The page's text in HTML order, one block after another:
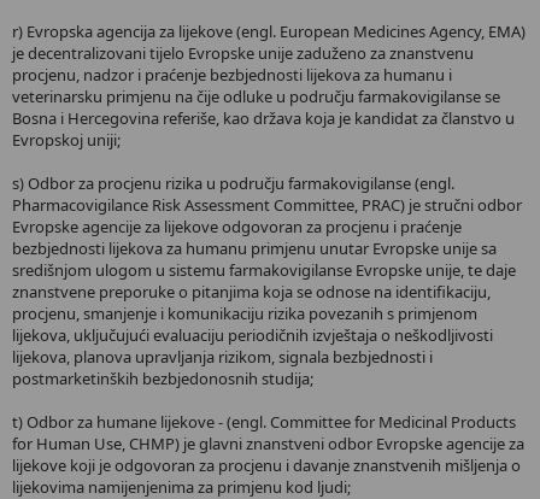
r) Evropska agencija za lijekove (engl. European Medicines Agency, EMA)
je decentralizovani tijelo Evropske unije zaduženo za znanstvenu
procjenu, nadzor i praćenje bezbjednosti lijekova za humanu i
veterinarsku primjenu na čije odluke u području farmakovigilanse se
Bosna i Hercegovina referiše, kao država koja je kandidat za članstvo u
Evropskoj uniji;
s) Odbor za procjenu rizika u području farmakovigilanse (engl.
Pharmacovigilance Risk Assessment Committee, PRAC) je stručni odbor
Evropske agencije za lijekove odgovoran za procjenu i praćenje
bezbjednosti lijekova za humanu primjenu unutar Evropske unije sa
središnjom ulogom u sistemu farmakovigilanse Evropske unije, te daje
znanstvene preporuke o pitanjima koja se odnose na identifikaciju,
procjenu, smanjenje i komunikaciju rizika povezanih s primjenom
lijekova, uključujući evaluaciju periodičnih izvještaja o neškodljivosti
lijekova, planova upravljanja rizikom, signala bezbjednosti i
postmarketinških bezbjedonosnih studija;
t) Odbor za humane lijekove - (engl. Committee for Medicinal Products
for Human Use, CHMP) je glavni znanstveni odbor Evropske agencije za
lijekove koji je odgovoran za procjenu i davanje znanstvenih mišljenja o
lijekovima namijenjenima za primjenu kod ljudi;